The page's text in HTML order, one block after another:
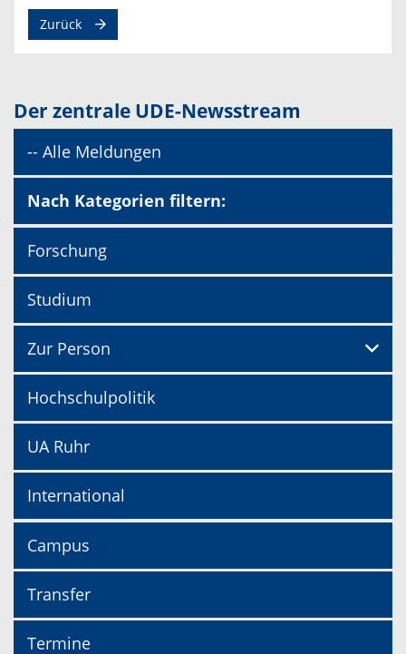
Zurück
Der zentrale UDE-Newsstream
-- Alle Meldungen
Nach Kategorien filtern:
Forschung
Studium
Zur Person
Hochschulpolitik
UA Ruhr
International
Campus
Transfer
Termine